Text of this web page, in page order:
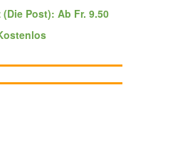
Post): Ab Fr. 9.50